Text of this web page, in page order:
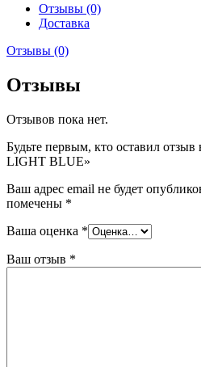
Отзывы (0)
Доставка
Отзывы (0)
Отзывы
Отзывов пока нет.
Будьте первым, кто оставил
LIGHT BLUE»
Ваш адрес email не будет
помечены *
Ваша оценка *
Ваш отзыв *